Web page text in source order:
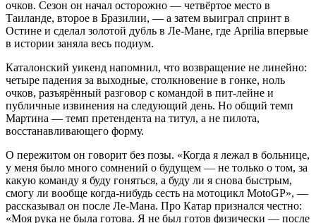
очков. Сезон он начал осторожно — четвёртое место в
Таиланде, второе в Бразилии, — а затем выиграл спринт в
Остине и сделал золотой дубль в Ле-Мане, где Aprilia впервые
в истории заняла весь подиум.
Каталонский уикенд напомнил, что возвращение не линейно:
четыре падения за выходные, столкновение в гонке, ноль
очков, разъярённый разговор с командой в пит-лейне и
публичные извинения на следующий день. Но общий темп
Мартина — темп претендента на титул, а не пилота,
восстанавливающего форму.
О пережитом он говорит без позы. «Когда я лежал в больнице,
у меня было много сомнений о будущем — не только о том, за
какую команду я буду гоняться, а буду ли я снова быстрым,
смогу ли вообще когда-нибудь сесть на мотоцикл MotoGP», —
рассказывал он после Ле-Мана. Про Катар признался честно:
«Моя рука не была готова. Я не был готов физически — после